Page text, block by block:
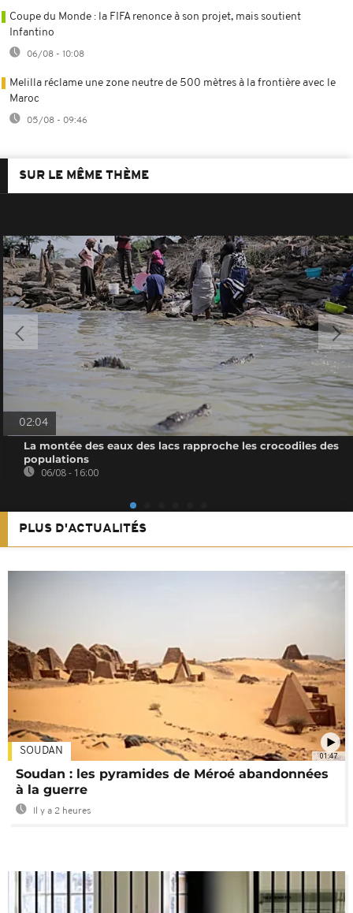
Coupe du Monde : la FIFA renonce à son projet, mais soutient
Infantino
06/08 - 10:08
Melilla réclame une zone neutre de 500 mètres à la frontière avec le
Maroc
05/08 - 09:46
SUR LE MÊME THÈME
02:04
La montée des eaux des lacs rapproche les crocodiles des
populations
06/08 - 16:00
PLUS D'ACTUALITÉS
01:47
SOUDAN
Soudan : les pyramides de Méroé abandonnées
à la guerre
Il y a 2 heures